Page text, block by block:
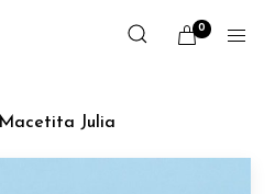
0
Macetita Julia